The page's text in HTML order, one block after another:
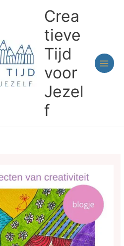
Crea
tieve
Tijd
voor
Jezel
f